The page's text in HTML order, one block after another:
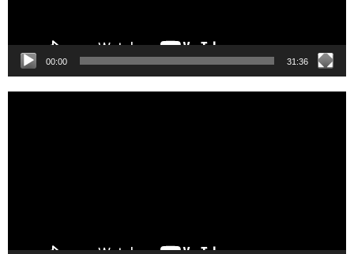
00:00 31:36